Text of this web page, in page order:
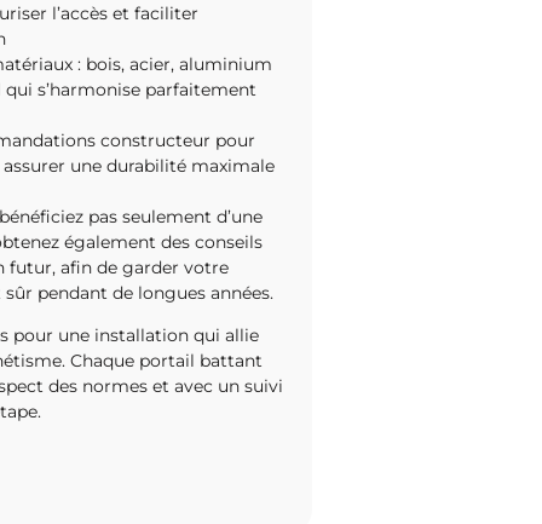
l’accès et faciliter
: bois, acier, aluminium
s’harmonise parfaitement
constructeur pour
une durabilité maximale
pas seulement d’une
également des conseils
futur, afin de garder votre
pendant de longues années.
pour une installation qui allie
Chaque portail battant
des normes et avec un suivi